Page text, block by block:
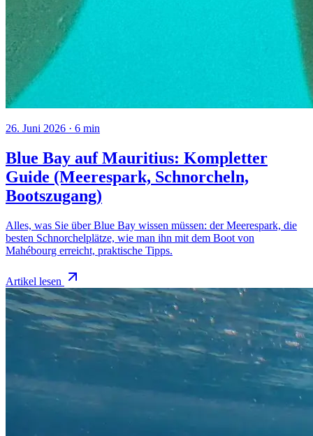
26. Juni 2026 · 6 min
Blue Bay auf Mauritius: Kompletter
Guide (Meerespark, Schnorcheln,
Bootszugang)
Alles, was Sie über Blue Bay wissen müssen: der Meerespark, die
besten Schnorchelplätze, wie man ihn mit dem Boot von
Mahébourg erreicht, praktische Tipps.
Artikel lesen